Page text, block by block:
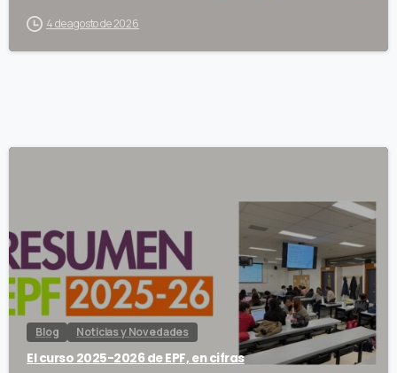
4 de agosto de 2026
Blog Noticias y Novedades
El curso 2025-2026 de EPF, en cifras